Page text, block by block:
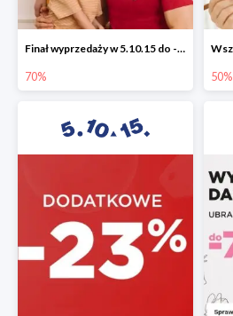
Finał wyprzedaży w 5.10.15 do -70%
70% 50%